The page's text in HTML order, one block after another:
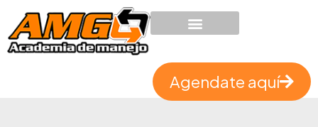
Agendate aquí